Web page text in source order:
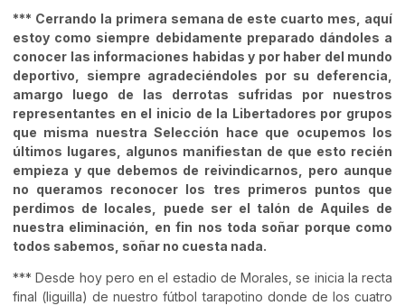
*** Cerrando la primera semana de este cuarto mes, aquí
estoy como siempre debidamente preparado dándoles a
conocer las informaciones habidas y por haber del mundo
deportivo, siempre agradeciéndoles por su deferencia,
amargo luego de las derrotas sufridas por nuestros
representantes en el inicio de la Libertadores por grupos
que misma nuestra Selección hace que ocupemos los
últimos lugares, algunos manifiestan de que esto recién
empieza y que debemos de reivindicarnos, pero aunque
no queramos reconocer los tres primeros puntos que
perdimos de locales, puede ser el talón de Aquiles de
nuestra eliminación, en fin nos toda soñar porque como
todos sabemos, soñar no cuesta nada.
*** Desde hoy pero en el estadio de Morales, se inicia la recta
final (liguilla) de nuestro fútbol tarapotino donde de los cuatro